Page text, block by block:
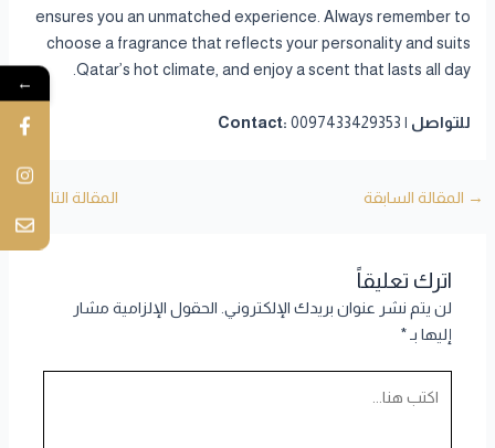
ensures you an unmatched experience. Always remember to
choose a fragrance that reflects your personality and suits
Qatar’s hot climate, and enjoy a scent that lasts all day.
للتواصل | Contact: 0097433429353
→ المقالة السابقة المقالة التالية
اترك تعليقاً
لن يتم نشر عنوان بريدك الإلكتروني. الحقول الإلزامية مشار
إليها بـ*
←